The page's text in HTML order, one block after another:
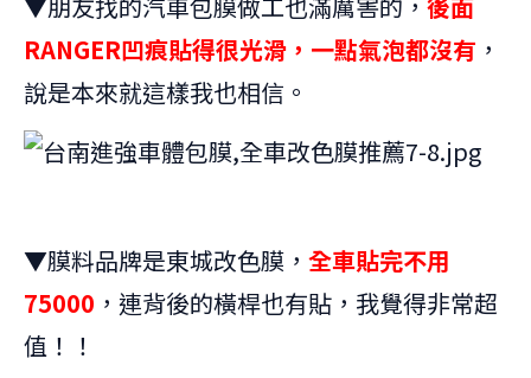
RANGER凹痕貼得很光滑，一點氣泡都沒有 ，
說是本來就這樣我也相信。
▼膜料品牌是東城改色膜， 全車貼完不用
75000 ，連背後的橫桿也有貼，我覺得非常超
值！！